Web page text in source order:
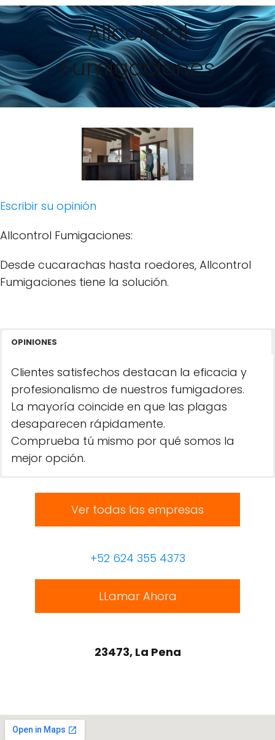
Allcontrol
Fumigaciones
Escribir su opinión
Allcontrol Fumigaciones:
Desde cucarachas hasta roedores, Allcontrol
Fumigaciones tiene la solución.
OPINIONES
Clientes satisfechos destacan la eficacia y
profesionalismo de nuestros fumigadores.
La mayoría coincide en que las plagas
desaparecen rápidamente.
Comprueba tú mismo por qué somos la
mejor opción.
Ver todas las empresas
+52 624 355 4373
LLamar Ahora
23473, La Pena